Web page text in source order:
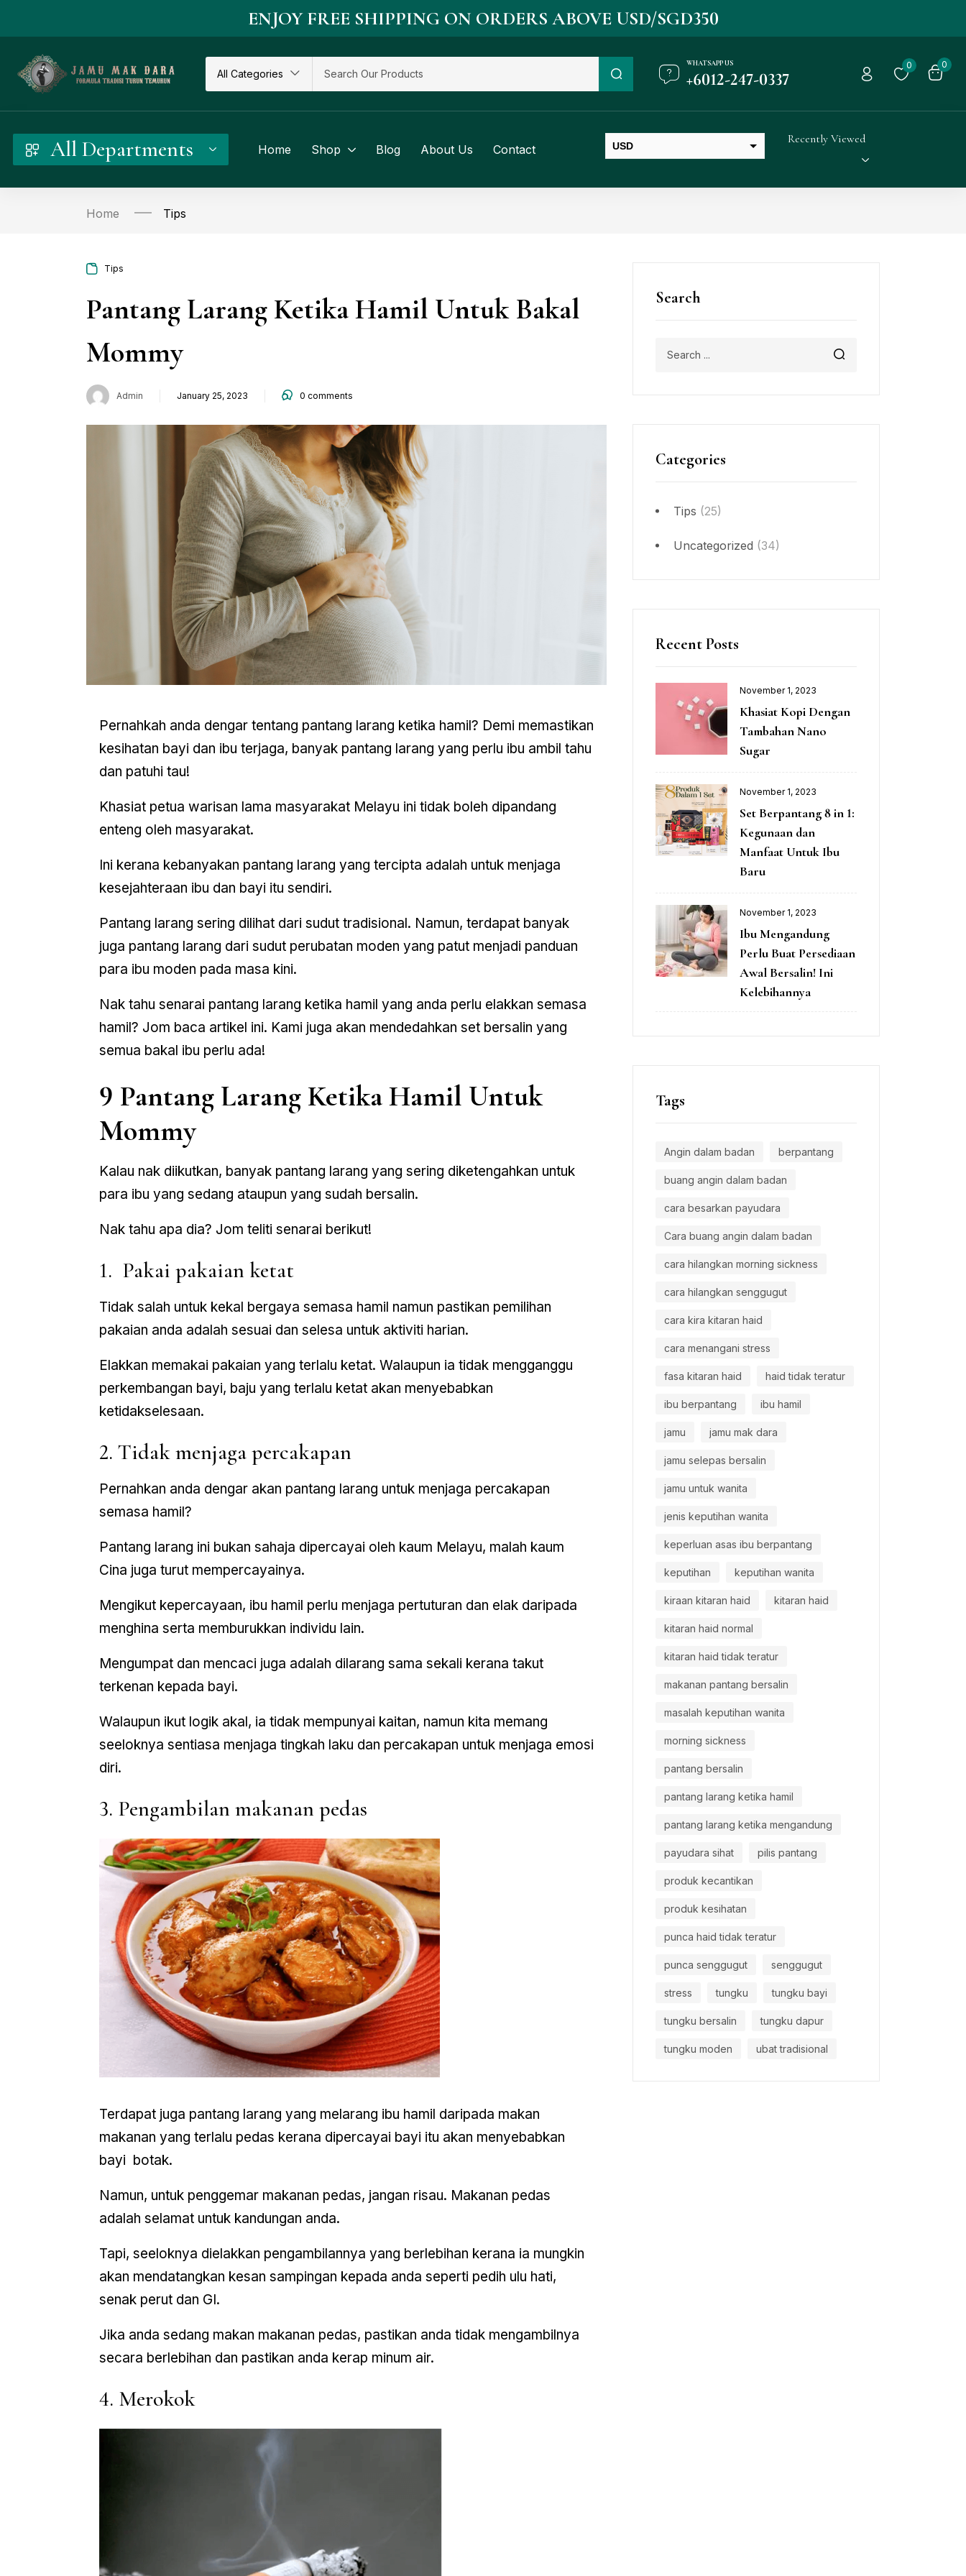
ENJOY FREE SHIPPING ON ORDERS ABOVE USD/SGD350
All Categories
WHATSAPP US
+6012-247-0337
0 0
All Departments Home Shop Blog About Us Contact USD
Recently Viewed
Home Tips
Search
Categories
Tips (25)
Uncategorized (34)
Recent Posts
November 1, 2023
Khasiat Kopi Dengan
Tambahan Nano
Sugar
November 1, 2023
Set Berpantang 8 in 1:
Kegunaan dan
Manfaat Untuk Ibu
Baru
November 1, 2023
Ibu Mengandung
Perlu Buat Persediaan
Awal Bersalin! Ini
Kelebihannya
Tags
Angin dalam badan berpantang
buang angin dalam badan
cara besarkan payudara
Cara buang angin dalam badan
cara hilangkan morning sickness
cara hilangkan senggugut
cara kira kitaran haid
cara menangani stress
fasa kitaran haid haid tidak teratur
ibu berpantang ibu hamil
jamu jamu mak dara
jamu selepas bersalin
jamu untuk wanita
jenis keputihan wanita
keperluan asas ibu berpantang
keputihan keputihan wanita
kiraan kitaran haid kitaran haid
kitaran haid normal
kitaran haid tidak teratur
makanan pantang bersalin
masalah keputihan wanita
morning sickness
pantang bersalin
pantang larang ketika hamil
pantang larang ketika mengandung
payudara sihat pilis pantang
produk kecantikan
produk kesihatan
punca haid tidak teratur
punca senggugut senggugut
stress tungku tungku bayi
tungku bersalin tungku dapur
tungku moden ubat tradisional
Tips
Pantang Larang Ketika Hamil Untuk Bakal
Mommy
Admin January 25, 2023 0 comments
Pernahkah anda dengar tentang pantang larang ketika hamil? Demi memastikan
kesihatan bayi dan ibu terjaga, banyak pantang larang yang perlu ibu ambil tahu
dan patuhi tau!
Khasiat petua warisan lama masyarakat Melayu ini tidak boleh dipandang
enteng oleh masyarakat.
Ini kerana kebanyakan pantang larang yang tercipta adalah untuk menjaga
kesejahteraan ibu dan bayi itu sendiri.
Pantang larang sering dilihat dari sudut tradisional. Namun, terdapat banyak
juga pantang larang dari sudut perubatan moden yang patut menjadi panduan
para ibu moden pada masa kini.
Nak tahu senarai pantang larang ketika hamil yang anda perlu elakkan semasa
hamil? Jom baca artikel ini. Kami juga akan mendedahkan set bersalin yang
semua bakal ibu perlu ada!
9 Pantang Larang Ketika Hamil Untuk
Mommy
Kalau nak diikutkan, banyak pantang larang yang sering diketengahkan untuk
para ibu yang sedang ataupun yang sudah bersalin.
Nak tahu apa dia? Jom teliti senarai berikut!
1. Pakai pakaian ketat
Tidak salah untuk kekal bergaya semasa hamil namun pastikan pemilihan
pakaian anda adalah sesuai dan selesa untuk aktiviti harian.
Elakkan memakai pakaian yang terlalu ketat. Walaupun ia tidak mengganggu
perkembangan bayi, baju yang terlalu ketat akan menyebabkan
ketidakselesaan.
2. Tidak menjaga percakapan
Pernahkan anda dengar akan pantang larang untuk menjaga percakapan
semasa hamil?
Pantang larang ini bukan sahaja dipercayai oleh kaum Melayu, malah kaum
Cina juga turut mempercayainya.
Mengikut kepercayaan, ibu hamil perlu menjaga pertuturan dan elak daripada
menghina serta memburukkan individu lain.
Mengumpat dan mencaci juga adalah dilarang sama sekali kerana takut
terkenan kepada bayi.
Walaupun ikut logik akal, ia tidak mempunyai kaitan, namun kita memang
seeloknya sentiasa menjaga tingkah laku dan percakapan untuk menjaga emosi
diri.
3. Pengambilan makanan pedas
Terdapat juga pantang larang yang melarang ibu hamil daripada makan
makanan yang terlalu pedas kerana dipercayai bayi itu akan menyebabkan
bayi botak.
Namun, untuk penggemar makanan pedas, jangan risau. Makanan pedas
adalah selamat untuk kandungan anda.
Tapi, seeloknya dielakkan pengambilannya yang berlebihan kerana ia mungkin
akan mendatangkan kesan sampingan kepada anda seperti pedih ulu hati,
senak perut dan GI.
Jika anda sedang makan makanan pedas, pastikan anda tidak mengambilnya
secara berlebihan dan pastikan anda kerap minum air.
4. Merokok